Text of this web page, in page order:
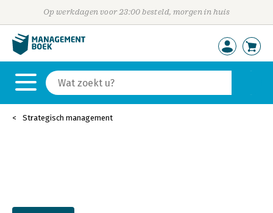
Op werkdagen voor 23:00 besteld, morgen in huis
Strategisch management